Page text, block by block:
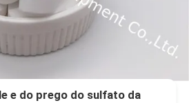
e do prego do sulfato da